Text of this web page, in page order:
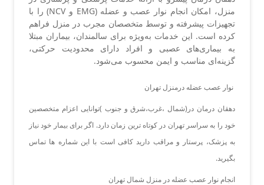
منزل، امکان انجام نوار عصب و عضله (EMG و NCV) را با
تجهیزات پیشرفته و توسط متخصصان مجرب در منزل فراهم
کرده است. این خدمات به‌ویژه برای سالمندان، بیماران مبتلا
به بیماری‌های عصبی و افراد دارای محدودیت حرکتی،
گزینه‌ای مناسب و ایمن محسوب می‌شود.
نوار عصب عضله درمنزل تهران
دهقان درمان در(شمال ،غرب،شرق و جنوب )توانایی اعزام متخصصین
خود را به سراسر تهران در کوتاه ترین زمان دارد. اگر برای بیمار خود نیاز
به پزشک، پرستار و مراقب دارید کافی است با این شماره ها تماس
بگیرید.
انجام نوار عصب عضله در منزل شمال تهران